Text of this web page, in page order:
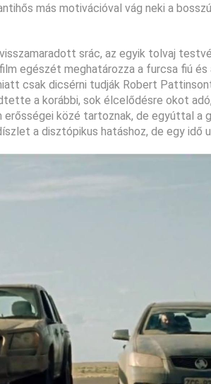
más motivációval vág neki a
srác, az egyik tolvaj
egészét meghatározza a furcsa fiú
csak dicsérni tudják Robert
a korábbi, sok élcelődésre okot
erősségei közé tartoznak, de egyúttal
a disztópikus hatáshoz, de egy idő